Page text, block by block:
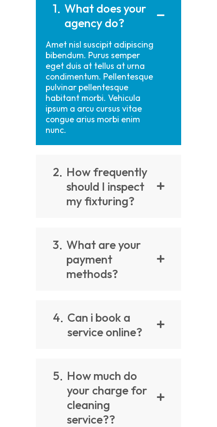
1 What does your
agency do?
Amet nisl suscipit adipiscing
bibendum. Purus semper
eget duis at tellus at urna
condimentum. Pellentesque
pulvinar pellentesque
habitant morbi. Vehicula
ipsum a arcu cursus vitae
congue arius morbi enim
nunc.
2 How frequently
should I inspect
my fixturing?
3 What are your
payment
methods?
4 Can i book a
service online?
5 How much do
your charge for
cleaning
service??